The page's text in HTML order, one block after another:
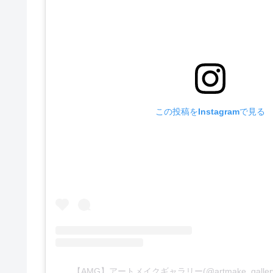
この投稿をInstagramで見る
【AMG】アートメイクギャラリー